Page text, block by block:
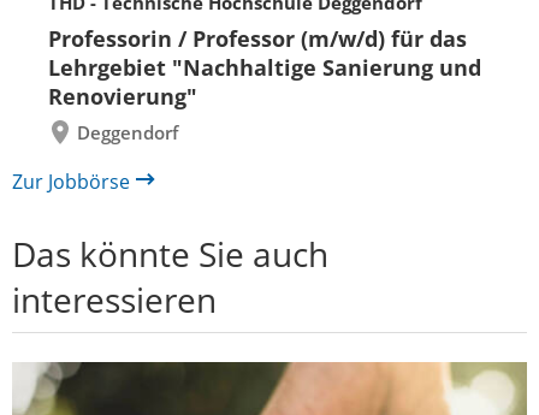
Professorin / Professor (m/w/d) für das
Lehrgebiet "Nachhaltige Sanierung und
Renovierung"
Deggendorf
zurück
Zur Jobbörse
Das könnte Sie auch
interessieren